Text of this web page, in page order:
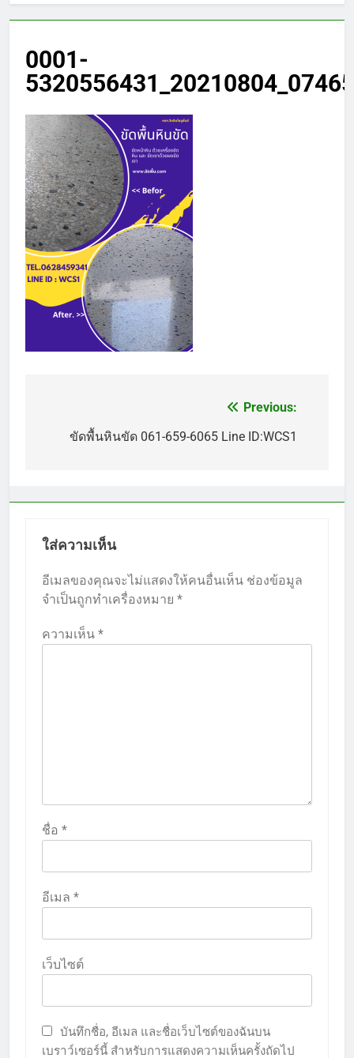
0001-
เรื่อง
Previous:
ขัดพื้นหินขัด 061-659-6065 Line ID:WCS1
ใส่ความเห็น
อีเมลของคุณจะไม่แสดงให้คนอื่นเห็น ช่องข้อมูล
จำเป็นถูกทำเครื่องหมาย *
ความเห็น *
ชื่อ *
อีเมล *
เว็บไซต์
บันทึกชื่อ, อีเมล และชื่อเว็บไซต์ของฉันบน
เบราว์เซอร์นี้ สำหรับการแสดงความเห็นครั้งถัดไป